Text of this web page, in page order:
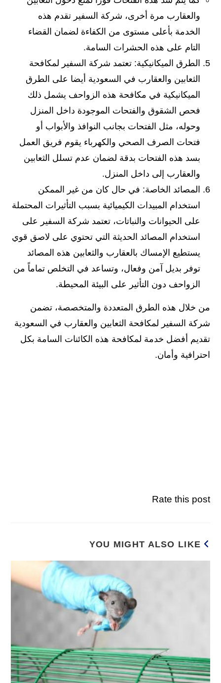
والعقارب مرة أخرى، شركة السفير تقدم هذه
الخدمة بأعلى مستوى من الكفاءة لضمان القضاء
التام على هذه الحشرات السامة.
الطرق الميكانيكية: تعتمد شركة السفير لمكافحة
الثعابين والعقارب في السعودية أيضا على الطرق
الميكانيكية في مكافحة هذه الزواحف يشمل ذلك
فحص الشقوق والفتحات الموجودة داخل المنزل
وحوله، مثل الفتحات بجانب النوافذ والأبواب أو
فتحات الصرف الصحي والكهرباء يقوم فريق العمل
بسد هذه الفتحات بدقة لضمان عدم تسلل الثعابين
والعقارب إلى داخل المنزل.
المصائد الخاصة: في حال كان من غير الممكن
استخدام المبيدات الكيميائية بسبب التأثيرات المحتملة
على الحيوانات والنباتات، تعتمد شركة السفير على
استخدام المصائد الحديثة التي تحتوي على لاصق قوي
يستطيع الإمساك بالعقارب والثعابين هذه المصائد
توفر بديل آمن وفعال، وتساعد في التخلص تماماً من
الزواحف دون التأثير على البيئة المحيطة.
من خلال هذه الطرق المتعددة والمتخصصة، تضمن
شركة السفير لمكافحة الثعابين والعقارب في السعودية
تقديم أفضل خدمة لمكافحة هذه الكائنات السامة بكل
احترافية وأمان.
Rate this post
YOU MIGHT ALSO LIKE